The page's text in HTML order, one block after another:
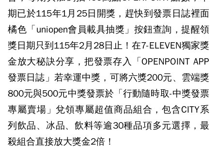
期已於115年1月25日開獎，趕快到發票日誌裡面
橘色「uniopen會員載具抽獎」按鈕查詢，提醒領
獎日期只到115年2月28日止！在7-ELEVEN獨家獎
金放大秘訣分享，把發票存入「OPENPOINT APP
發票日誌」若幸運中獎，可將六獎200元、雲端獎
800元與500元中獎發票於「行動隨時取-中獎發票
專屬賣場」兌領專屬超值商品組合，包含CITY系
列飲品、冰品、飲料等逾30種品項多元選擇，最
殺組合直接放大獎金2倍！